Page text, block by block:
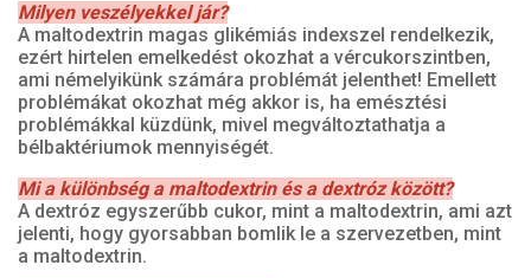
Milyen veszélyekkel jár?
A maltodextrin magas glikémiás indexszel rendelkezik,
ezért hirtelen emelkedést okozhat a vércukorszintben,
ami némelyikünk számára problémát jelenthet! Emellett
problémákat okozhat még akkor is, ha emésztési
problémákkal küzdünk, mivel megváltoztathatja a
bélbaktériumok mennyiségét.
Mi a különbség a maltodextrin és a dextróz között?
A dextróz egyszerűbb cukor, mint a maltodextrin, ami azt
jelenti, hogy gyorsabban bomlik le a szervezetben, mint
a maltodextrin.